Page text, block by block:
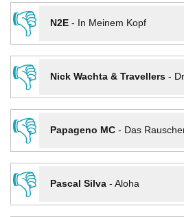
👎
N2E- In Meinem Kopf
👎
Nick Wachta & Travellers-
👎
Papageno MC- Das
👎
Pascal Silva- Aloha